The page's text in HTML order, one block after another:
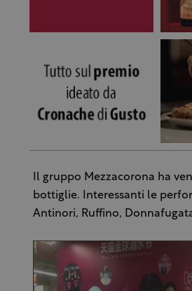
Il gruppo Mezzacorona ha
bottiglie. Interessanti le
Antinori, Ruffino,